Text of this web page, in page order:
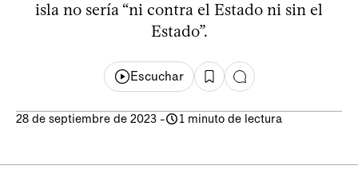
isla no sería “ni contra el Estado ni sin el
Estado”.
Escuchar
28 de septiembre de 2023 - 1 minuto de lectura